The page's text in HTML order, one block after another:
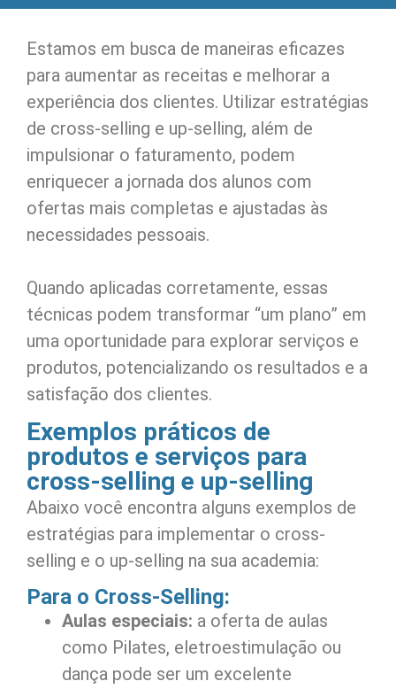
Estamos em busca de maneiras eficazes
para aumentar as receitas e melhorar a
experiência dos clientes. Utilizar estratégias
de cross-selling e up-selling, além de
impulsionar o faturamento, podem
enriquecer a jornada dos alunos com
ofertas mais completas e ajustadas às
necessidades pessoais.
Quando aplicadas corretamente, essas
técnicas podem transformar “um plano” em
uma oportunidade para explorar serviços e
produtos, potencializando os resultados e a
satisfação dos clientes.
Exemplos práticos de
produtos e serviços para
cross-selling e up-selling
Abaixo você encontra alguns exemplos de
estratégias para implementar o cross-
selling e o up-selling na sua academia:
Para o Cross-Selling:
Aulas especiais: a oferta de aulas
como Pilates, eletroestimulação ou
dança pode ser um excelente